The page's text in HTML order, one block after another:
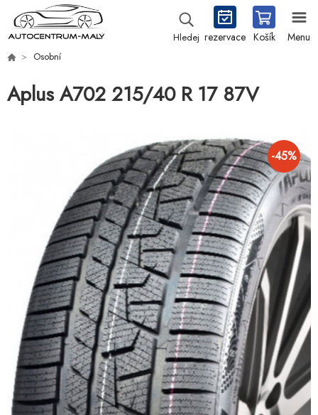
Hledej rezervace Košík Menu
Osobní
Aplus A702 215/40 R 17 87V
-45%